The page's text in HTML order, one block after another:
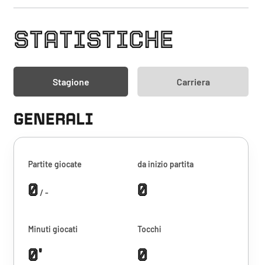
STATISTICHE
Stagione Carriera
GENERALI
Partite giocate
0/ -
da inizio partita
0
Minuti giocati
0'
Tocchi
0